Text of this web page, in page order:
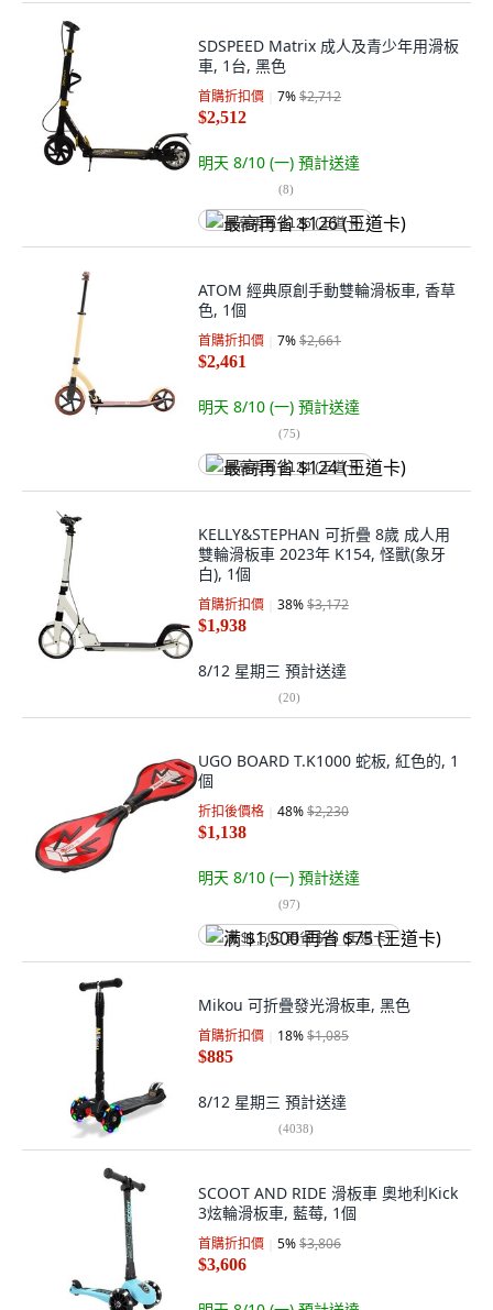
SDSPEED Matrix 成人及青少年用滑板
車, 1台, 黑色
首購折扣價 7%$2,712
$2,512
明天 8/10 (一) 預計送達
(8)
最高再省 $126 (王道卡)
ATOM 經典原創手動雙輪滑板車, 香草
色, 1個
首購折扣價 7%$2,661
$2,461
明天 8/10 (一) 預計送達
(75)
最高再省 $124 (王道卡)
KELLY&STEPHAN 可折疊 8歲 成人用
雙輪滑板車 2023年 K154, 怪獸(象牙
白), 1個
首購折扣價 38%$3,172
$1,938
8/12 星期三 預計送達
(20)
UGO BOARD T.K1000 蛇板, 紅色的, 1
個
折扣後價格 48%$2,230
$1,138
明天 8/10 (一) 預計送達
(97)
满 $1,500 再省 $75 (王道卡)
Mikou 可折疊發光滑板車, 黑色
首購折扣價 18%$1,085
$885
8/12 星期三 預計送達
(4038)
SCOOT AND RIDE 滑板車 奧地利Kick
3炫輪滑板車, 藍莓, 1個
首購折扣價 5%$3,806
$3,606